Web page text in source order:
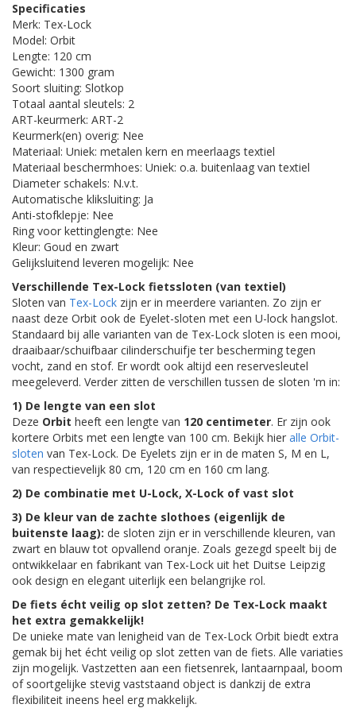
Specificaties
Merk: Tex-Lock
Model: Orbit
Lengte: 120 cm
Gewicht: 1300 gram
Soort sluiting: Slotkop
Totaal aantal sleutels: 2
ART-keurmerk: ART-2
Keurmerk(en) overig: Nee
Materiaal: Uniek: metalen kern en meerlaags textiel
Materiaal beschermhoes: Uniek: o.a. buitenlaag van textiel
Diameter schakels: N.v.t.
Automatische kliksluiting: Ja
Anti-stofklepje: Nee
Ring voor kettinglengte: Nee
Kleur: Goud en zwart
Gelijksluitend leveren mogelijk: Nee
Verschillende Tex-Lock fietssloten (van textiel)
Sloten van Tex-Lock zijn er in meerdere varianten. Zo zijn er
naast deze Orbit ook de Eyelet-sloten met een U-lock hangslot.
Standaard bij alle varianten van de Tex-Lock sloten is een mooi,
draaibaar/schuifbaar cilinderschuifje ter bescherming tegen
vocht, zand en stof. Er wordt ook altijd een reservesleutel
meegeleverd. Verder zitten de verschillen tussen de sloten 'm in:
1) De lengte van een slot
Deze Orbit heeft een lengte van 120 centimeter. Er zijn ook
kortere Orbits met een lengte van 100 cm. Bekijk hier alle Orbit-
sloten van Tex-Lock. De Eyelets zijn er in de maten S, M en L,
van respectievelijk 80 cm, 120 cm en 160 cm lang.
2) De combinatie met U-Lock, X-Lock of vast slot
3) De kleur van de zachte slothoes (eigenlijk de
buitenste laag): de sloten zijn er in verschillende kleuren, van
zwart en blauw tot opvallend oranje. Zoals gezegd speelt bij de
ontwikkelaar en fabrikant van Tex-Lock uit het Duitse Leipzig
ook design en elegant uiterlijk een belangrijke rol.
De fiets écht veilig op slot zetten? De Tex-Lock maakt
het extra gemakkelijk!
De unieke mate van lenigheid van de Tex-Lock Orbit biedt extra
gemak bij het écht veilig op slot zetten van de fiets. Alle variaties
zijn mogelijk. Vastzetten aan een fietsenrek, lantaarnpaal, boom
of soortgelijke stevig vaststaand object is dankzij de extra
flexibiliteit ineens heel erg makkelijk.